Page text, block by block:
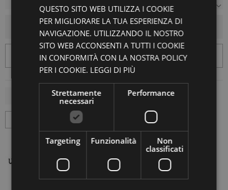
AGGIUNGI AL CARRELLO
QUESTO SITO WEB UTILIZZA I COOKIE
PER MIGLIORARE LA TUA ESPERIENZA DI
NAVIGAZIONE. UTILIZZANDO IL NOSTRO
SITO WEB ACCONSENTI A TUTTI I COOKIE
IN CONFORMITÀ CON LA NOSTRA POLICY
PER I COOKIE. LEGGI DI PIÙ
Strettamente
necessari
Performance
Targeting Funzionalità
Non
classificati